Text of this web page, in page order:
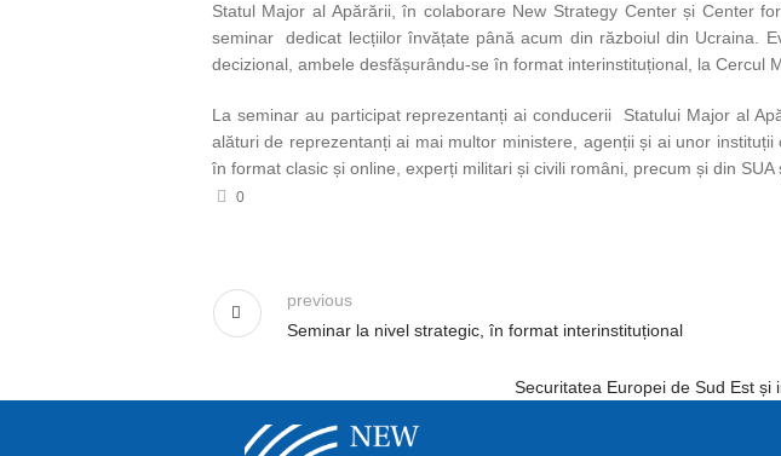
Statul Major al Apărării, în colaborare New Strategy Center și Center
seminar dedicat lecțiilor învățate până acum din războiul din Ucraina.
decizional, ambele desfășurându-se în format interinstituțional, la Cercul
La seminar au participat reprezentanți ai conducerii Statului Major al
alături de reprezentanți ai mai multor ministere, agenții și ai unor
în format clasic și online, experți militari și civili români, precum și din SUA
0
Seminar la nivel strategic, în format interinstituțional
previous
Securitatea Europei de Sud Est